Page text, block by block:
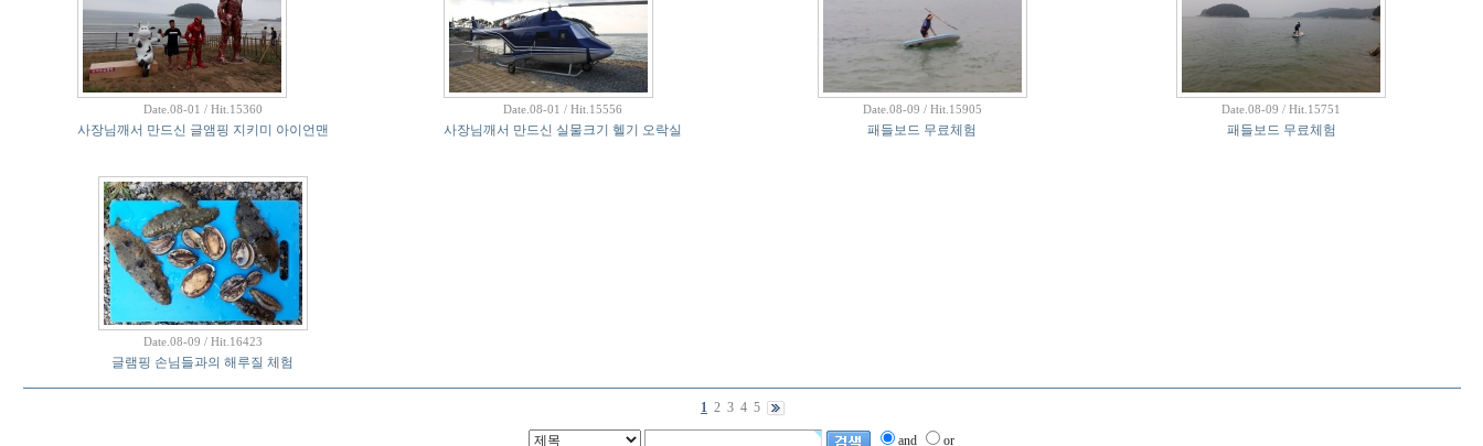
Date.08-01 / Hit.15360
사장님깨서 만드신 글앰핑 지키미 아이언맨
Date.08-01 / Hit.15556
사장님깨서 만드신 실물크기 헬기 오락실
Date.08-09 / Hit.15905
패들보드 무료체험
Date.08-09 / Hit.15751
패들보드 무료체험
Date.08-09 / Hit.16423
글램핑 손님들과의 해루질 체험
1 2 3 4 5
and or